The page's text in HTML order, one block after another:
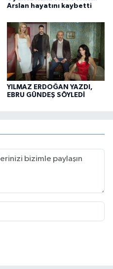
Arslan hayatını kaybetti
YILMAZ ERDOĞAN YAZDI,
EBRU GÜNDEŞ SÖYLEDİ